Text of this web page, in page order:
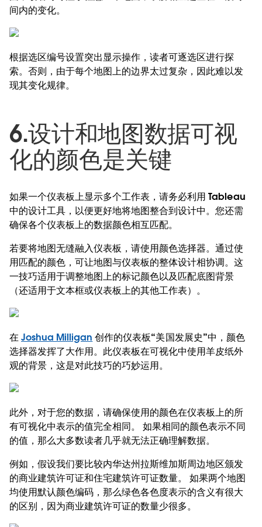
间内的变化。
根据选区编号设置突出显示操作，读者可逐选区进行探
索。否则，由于每个地图上的边界太过复杂，因此难以发
现其变化规律。
6.设计和地图数据可视
化的颜色是关键
如果一个仪表板上显示多个工作表，请务必利用 Tableau
中的设计工具，以便更好地将地图整合到设计中。您还需
确保各个仪表板上的数据颜色相互匹配。
若要将地图无缝融入仪表板，请使用颜色选择器。通过使
用匹配的颜色，可让地图与仪表板的整体设计相协调。这
一技巧适用于调整地图上的标记颜色以及匹配底图背景
（还适用于文本框或仪表板上的其他工作表）。
在Joshua Milligan 创作的仪表板“美国发展史”中，颜色
选择器发挥了大作用。此仪表板在可视化中使用羊皮纸外
观的背景，这是对此技巧的巧妙运用。
此外，对于您的数据，请确保使用的颜色在仪表板上的所
有可视化中表示的值完全相同。 如果相同的颜色表示不同
的值，那么大多数读者几乎就无法正确理解数据。
例如，假设我们要比较内华达州拉斯维加斯周边地区颁发
的商业建筑许可证和住宅建筑许可证数量。 如果两个地图
均使用默认颜色编码，那么绿色各色度表示的含义有很大
的区别，因为商业建筑许可证的数量少很多。